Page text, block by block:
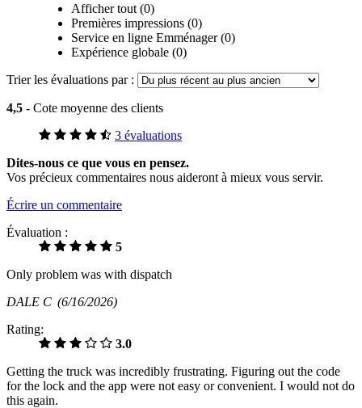
Afficher tout (0)
Premières impressions (0)
Service en ligne Emménager (0)
Expérience globale (0)
Trier les évaluations par :
4,5 - Cote moyenne des clients
3 évaluations
Dites-nous ce que vous en pensez.
Vos précieux commentaires nous aideront à mieux vous servir.
Écrire un commentaire
Évaluation :
5
Only problem was with dispatch
DALE C (6/16/2026)
Rating:
3.0
Getting the truck was incredibly frustrating. Figuring out the code
for the lock and the app were not easy or convenient. I would not do
this again.